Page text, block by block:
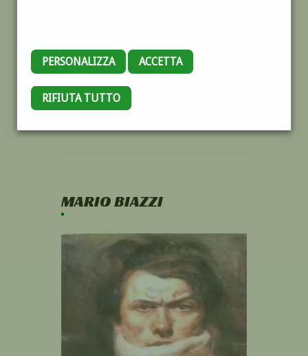
PERSONALIZZA ACCETTA
RIFIUTA TUTTO
MARIO BIAZZI